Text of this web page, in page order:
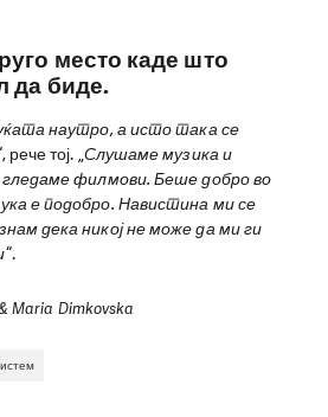
место каде што
да биде.
наутро, а исто така се
рече тој. „Слушаме музика и
филмови. Беше добро во
е подобро. Навистина ми се
дека никој не може да ми ги
“.
Maria Dimkovska